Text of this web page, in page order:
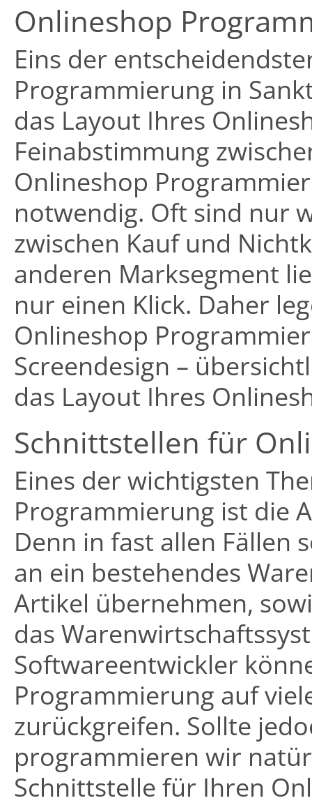
Onlineshop
Eins der
Programmierung in
das Layout Ihres
Feinabstimmung
Onlineshop
notwendig. Oft sind nur
zwischen Kauf und
anderen Marksegment
nur einen Klick. Daher
Onlineshop
Screendesign –
das Layout Ihres
Schnittstellen für
Eines der wichtigsten
Programmierung ist die
Denn in fast allen Fällen
an ein bestehendes
Artikel übernehmen,
das
Softwareentwickler
Programmierung auf
zurückgreifen. Sollte
programmieren wir
Schnittstelle für Ihren